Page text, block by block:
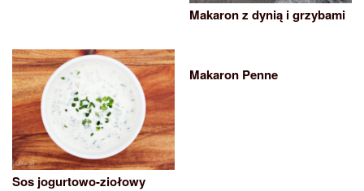
Makaron z dynią i grzybami
Sos jogurtowo-ziołowy
Makaron Penne